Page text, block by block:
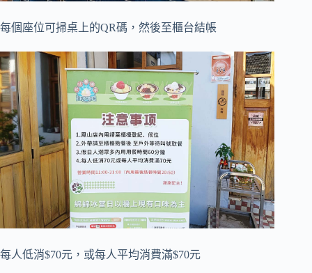
每個座位可掃桌上的QR碼，然後至櫃台結帳
每人低消$70元，或每人平均消費滿$70元